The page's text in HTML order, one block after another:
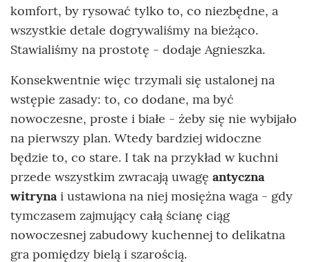
komfort, by rysować tylko to, co niezbędne, a
wszystkie detale dogrywaliśmy na bieżąco.
Stawialiśmy na prostotę - dodaje Agnieszka.
Konsekwentnie więc trzymali się ustalonej na
wstępie zasady: to, co dodane, ma być
nowoczesne, proste i białe - żeby się nie wybijało
na pierwszy plan. Wtedy bardziej widoczne
będzie to, co stare. I tak na przykład w kuchni
przede wszystkim zwracają uwagę antyczna
witrynai ustawiona na niej mosiężna waga - gdy
tymczasem zajmujący całą ścianę ciąg
nowoczesnej zabudowy kuchennej to delikatna
gra pomiędzy bielą i szarością.